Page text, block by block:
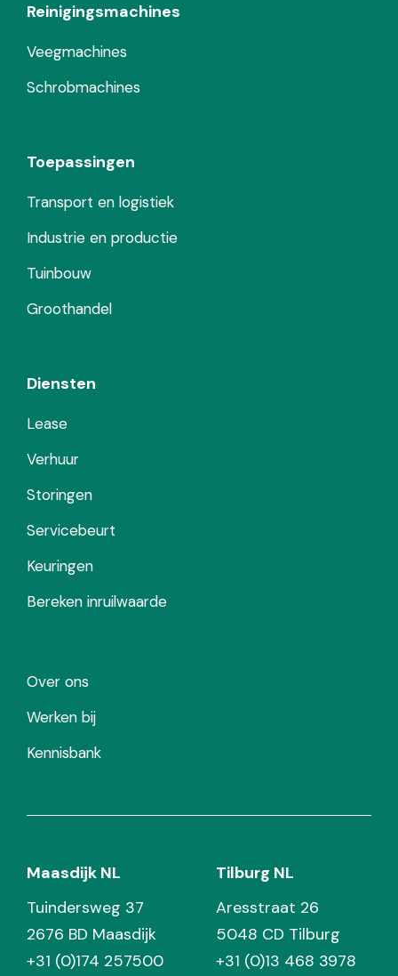
Reinigingsmachines
Veegmachines
Schrobmachines
Toepassingen
Transport en logistiek
Industrie en productie
Tuinbouw
Groothandel
Diensten
Lease
Verhuur
Storingen
Servicebeurt
Keuringen
Bereken inruilwaarde
Over ons
Werken bij
Kennisbank
Maasdijk NL
Tuindersweg 37
2676 BD Maasdijk
+31 (0)174 257500
Tilburg NL
Aresstraat 26
5048 CD Tilburg
+31 (0)13 468 3978